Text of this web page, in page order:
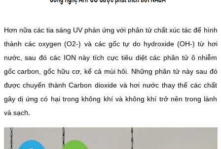
Hơn nữa các tia sáng UV phản ứng với phân tử chất xúc tác để hình
thành các oxygen (O2-) và các gốc tự do hydroxide (OH-) từ hơi
nước, sau đó các ION này tích cực tiêu diệt các phân tử ô nhiễm
gốc carbon, gốc hữu cơ, kể cả mùi hôi. Những phân tử này sau đó
được chuyển thành Carbon dioxide và hơi nước thay thế các chất
gây dị ứng có hại trong không khí và không khí trở nên trong lành
và sạch.